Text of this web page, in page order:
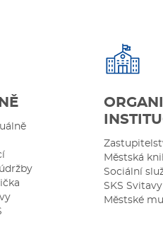
Městská
Sociální
SKS Svitavy
Městské